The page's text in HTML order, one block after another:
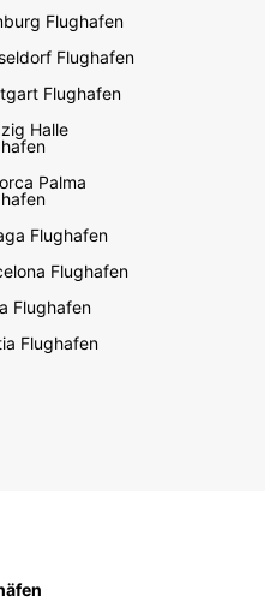
Flughafen
Flughafen
Flughafen
Halle
Palma
Flughafen
Flughafen
Flughafen
Flughafen